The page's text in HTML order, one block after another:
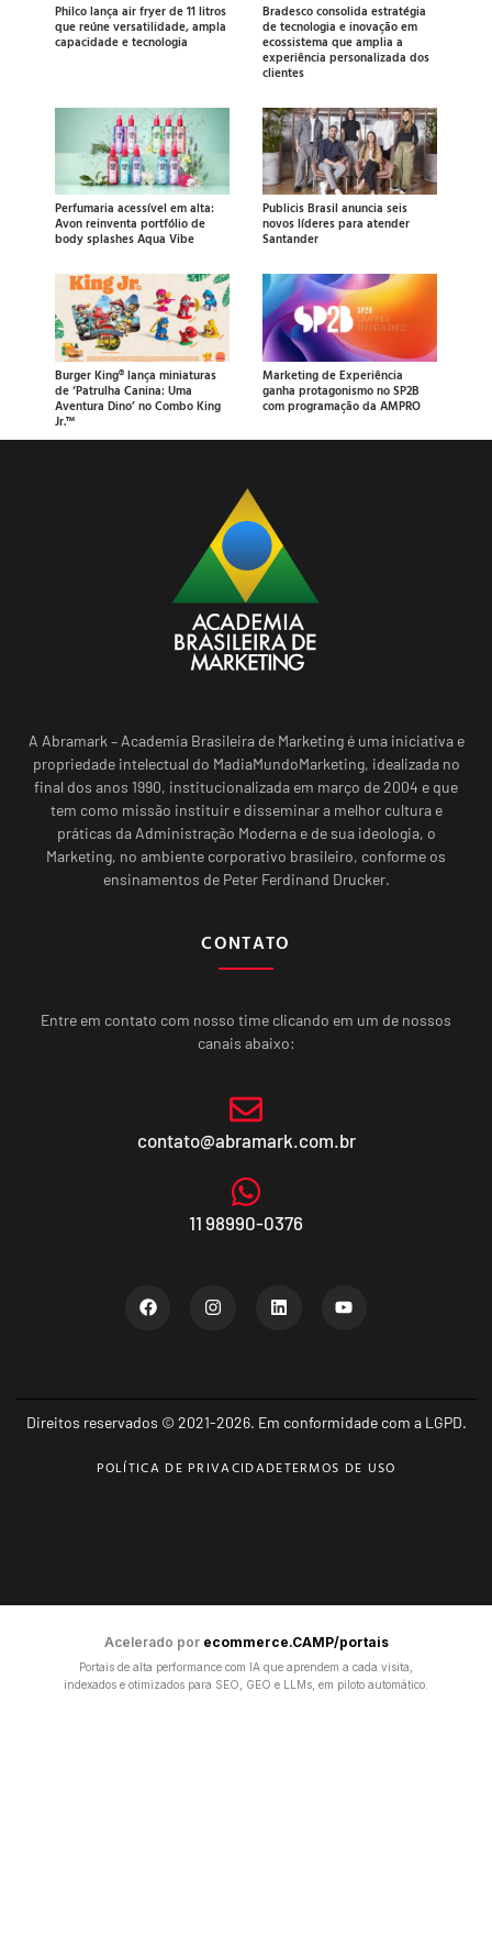
Philco lança air fryer de 11 litros
que reúne versatilidade, ampla
capacidade e tecnologia
Bradesco consolida estratégia
de tecnologia e inovação em
ecossistema que amplia a
experiência personalizada dos
clientes
Perfumaria acessível em alta:
Avon reinventa portfólio de
body splashes Aqua Vibe
Publicis Brasil anuncia seis
novos líderes para atender
Santander
Burger King® lança miniaturas
de ‘Patrulha Canina: Uma
Aventura Dino’ no Combo King
Jr.™
Marketing de Experiência
ganha protagonismo no SP2B
com programação da AMPRO
A Abramark – Academia Brasileira de Marketing é uma iniciativa e
propriedade intelectual do MadiaMundoMarketing, idealizada no
final dos anos 1990, institucionalizada em março de 2004 e que
tem como missão instituir e disseminar a melhor cultura e
práticas da Administração Moderna e de sua ideologia, o
Marketing, no ambiente corporativo brasileiro, conforme os
ensinamentos de Peter Ferdinand Drucker.
CONTATO
Entre em contato com nosso time clicando em um de nossos
canais abaixo:
contato@abramark.com.br
11 98990-0376
Direitos reservados © 2021-2026. Em conformidade com a LGPD.
POLÍTICA DE PRIVACIDADETERMOS DE USO
Acelerado por ecommerce.CAMP/portais
Portais de alta performance com IA que aprendem a cada visita,
indexados e otimizados para SEO, GEO e LLMs, em piloto automático.